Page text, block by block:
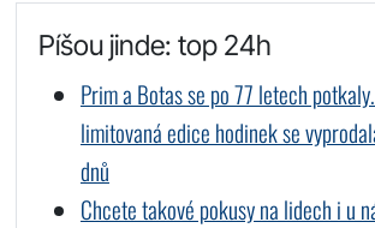
Píšou jinde: top 24h
Prim a Botas se po 77 letech
limitovaná edice hodinek se
dnů
Chcete takové pokusy na lidech i u